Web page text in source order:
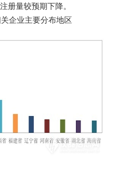
册量较预期下降。
企业主要分布地区